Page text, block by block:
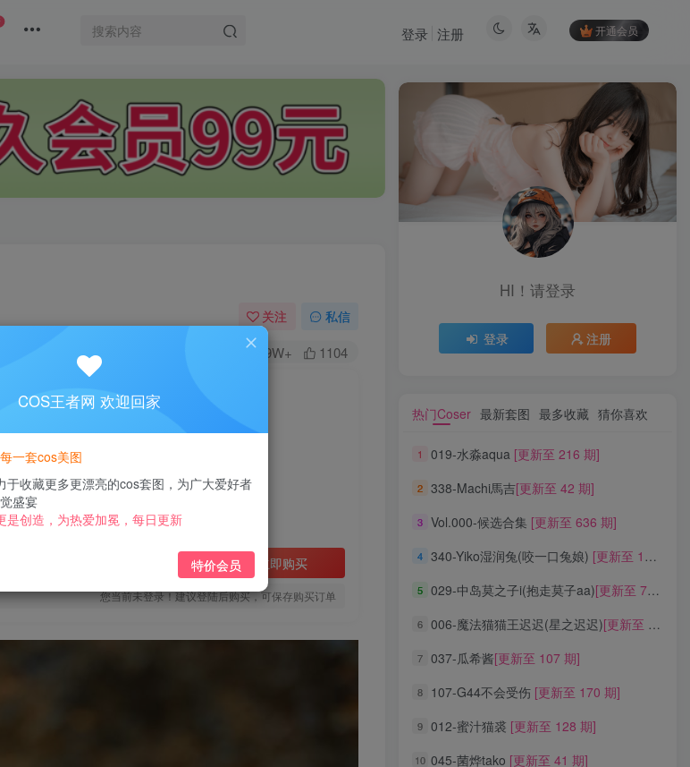
开通会员
登录 注册
关注 私信
1.9W+ 1104
后查看
钻石会员免费
立即购买
您当前未登录！建议登陆后购买，可保存购买订单
HI！请登录
登录 注册
热门Coser 最新套图 最多收藏 猜你喜欢
1 019-水淼aqua [更新至 216 期]
2 338-Machi馬吉[更新至 42 期]
3 Vol.000-候选合集 [更新至 636 期]
4 340-Yiko湿润兔(咬一口兔娘) [更新至 136 期]
5 029-中岛莫之子i(抱走莫子aa)[更新至 76 期]
6 006-魔法猫猫王迟迟(星之迟迟)[更新至 320 期]
7 037-瓜希酱[更新至 107 期]
8 107-G44不会受伤 [更新至 170 期]
9 012-蜜汁猫裘 [更新至 128 期]
10 045-菌烨tako [更新至 41 期]
HI！请登录
登录 注册
热门Coser 最新套图 最多收藏 猜你喜欢
1 019-水淼aqua [更新至 216 期]
2 338-Machi馬吉[更新至 42 期]
3 Vol.000-候选合集 [更新至 636 期]
4 340-Yiko湿润兔(咬一口兔娘) [更新至 136 期]
5 029-中岛莫之子i(抱走莫子aa)[更新至 76 期]
6 006-魔法猫猫王迟迟(星之迟迟)[更新至 320 期]
7 037-瓜希酱[更新至 107 期]
8 107-G44不会受伤 [更新至 170 期]
9 012-蜜汁猫裘 [更新至 128 期]
10 045-菌烨tako [更新至 41 期]
COS王者网 欢迎回家
一套cos美图
于收藏更多更漂亮的cos套图，为广大爱好者
盛宴
是创造，为热爱加冕，每日更新
特价会员